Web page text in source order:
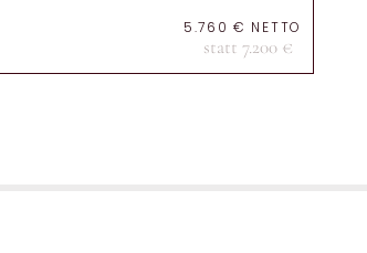
5.760 € NETTO
statt 7.200 €